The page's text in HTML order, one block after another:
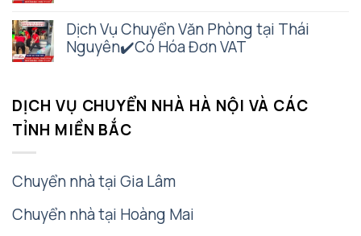
Dịch Vụ Chuyển Văn Phòng tại Thái
Nguyên✔️Có Hóa Đơn VAT
DỊCH VỤ CHUYỂN NHÀ HÀ NỘI VÀ CÁC
TỈNH MIỀN BẮC
Chuyển nhà tại Gia Lâm
Chuyển nhà tại Hoàng Mai